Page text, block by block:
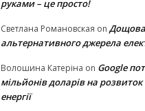
руками – це просто!
Светлана Романовская on Дощова
альтернативного джерела
Волошина Катеріна on Google
мільйонів доларів на
енергії